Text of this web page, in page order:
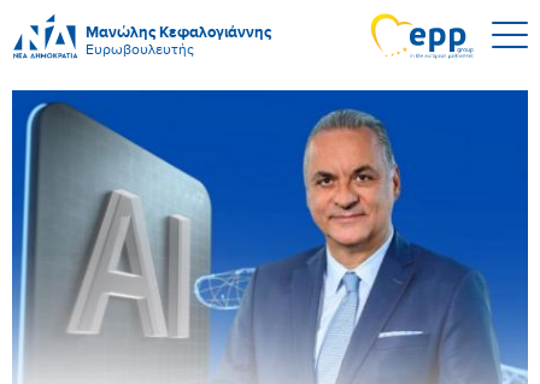
Μανώλης Κεφαλογιάννης
Ευρωβουλευτής